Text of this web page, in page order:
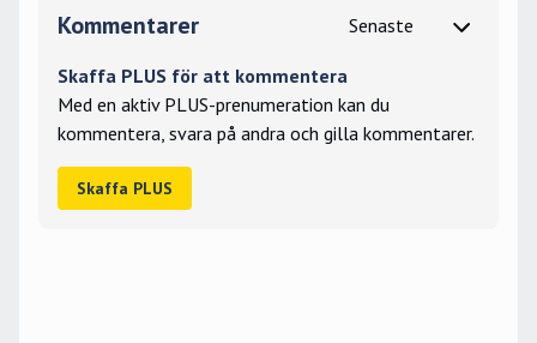
Kommentarer
Skaffa PLUS för att kommentera
Med en aktiv PLUS-prenumeration kan du
kommentera, svara på andra och gilla kommentarer.
Skaffa PLUS